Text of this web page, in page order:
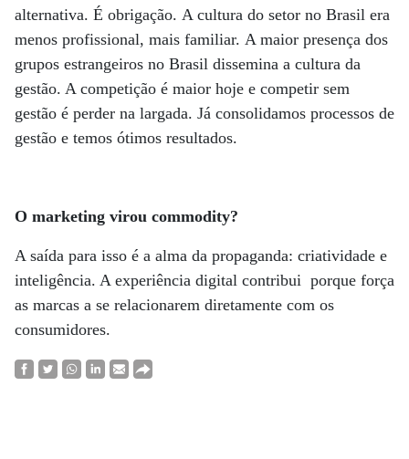
alternativa. É obrigação. A cultura do setor no Brasil era
menos profissional, mais familiar. A maior presença dos
grupos estrangeiros no Brasil dissemina a cultura da
gestão. A competição é maior hoje e competir sem
gestão é perder na largada. Já consolidamos processos de
gestão e temos ótimos resultados.
O marketing virou commodity?
A saída para isso é a alma da propaganda: criatividade e
inteligência. A experiência digital contribui porque força
as marcas a se relacionarem diretamente com os
consumidores.